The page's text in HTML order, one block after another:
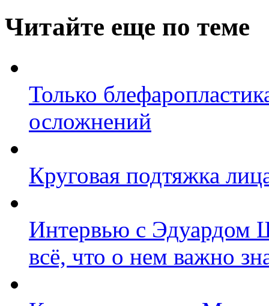
Читайте еще по теме
Только
осложнений
Круговая подтяжка
Интервью с Эдуардом
всё, что о нем важно